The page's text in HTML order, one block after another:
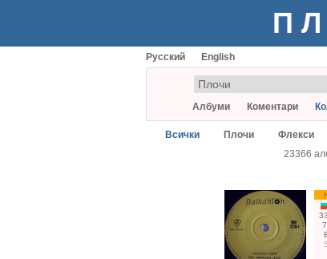
Русский English
Албуми Коментари
Всички Плочи Флекси
23366
5